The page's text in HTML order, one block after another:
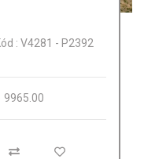
Kód : V4212